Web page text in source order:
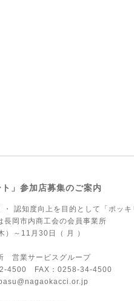
」参加店募集のご案内
認知度向上を目的として「ポッキ
長岡市内商工会の会員事業所
）～11月30日（ 月 ）
営業サービスグループ
：0258-34-4500